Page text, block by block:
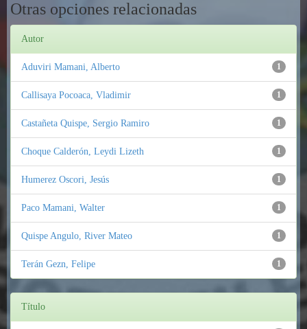
Otras opciones relacionadas
Autor
1
Aduviri Mamani, Alberto
1
Callisaya Pocoaca, Vladimir
1
Castañeta Quispe, Sergio Ramiro
1
Choque Calderón, Leydi Lizeth
1
Humerez Oscori, Jesús
1
Paco Mamani, Walter
1
Quispe Angulo, River Mateo
1
Terán Gezn, Felipe
Título